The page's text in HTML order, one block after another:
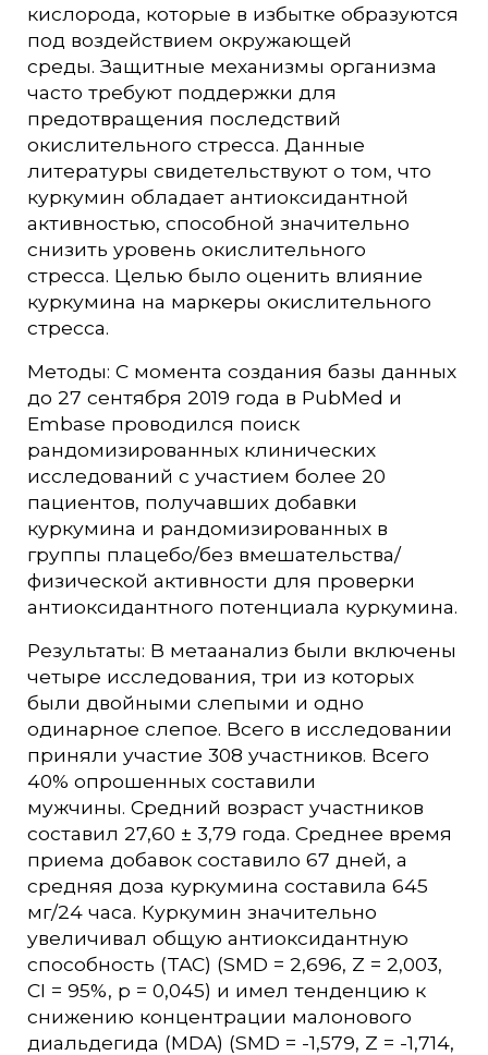
кислорода, которые в избытке образуются
под воздействием окружающей
среды. Защитные механизмы организма
часто требуют поддержки для
предотвращения последствий
окислительного стресса. Данные
литературы свидетельствуют о том, что
куркумин обладает антиоксидантной
активностью, способной значительно
снизить уровень окислительного
стресса. Целью было оценить влияние
куркумина на маркеры окислительного
стресса.
Методы: С момента создания базы данных
до 27 сентября 2019 года в PubMed и
Embase проводился поиск
рандомизированных клинических
исследований с участием более 20
пациентов, получавших добавки
куркумина и рандомизированных в
группы плацебо/без вмешательства/
физической активности для проверки
антиоксидантного потенциала куркумина.
Результаты: В метаанализ были включены
четыре исследования, три из которых
были двойными слепыми и одно
одинарное слепое. Всего в исследовании
приняли участие 308 участников. Всего
40% опрошенных составили
мужчины. Средний возраст участников
составил 27,60 ± 3,79 года. Среднее время
приема добавок составило 67 дней, а
средняя доза куркумина составила 645
мг/24 часа. Куркумин значительно
увеличивал общую антиоксидантную
способность (TAC) (SMD = 2,696, Z = 2,003,
CI = 95%, p = 0,045) и имел тенденцию к
снижению концентрации малонового
диальдегида (MDA) (SMD = -1,579, Z = -1,714,